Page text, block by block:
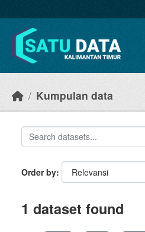
Kumpulan data
Order by
1 dataset found